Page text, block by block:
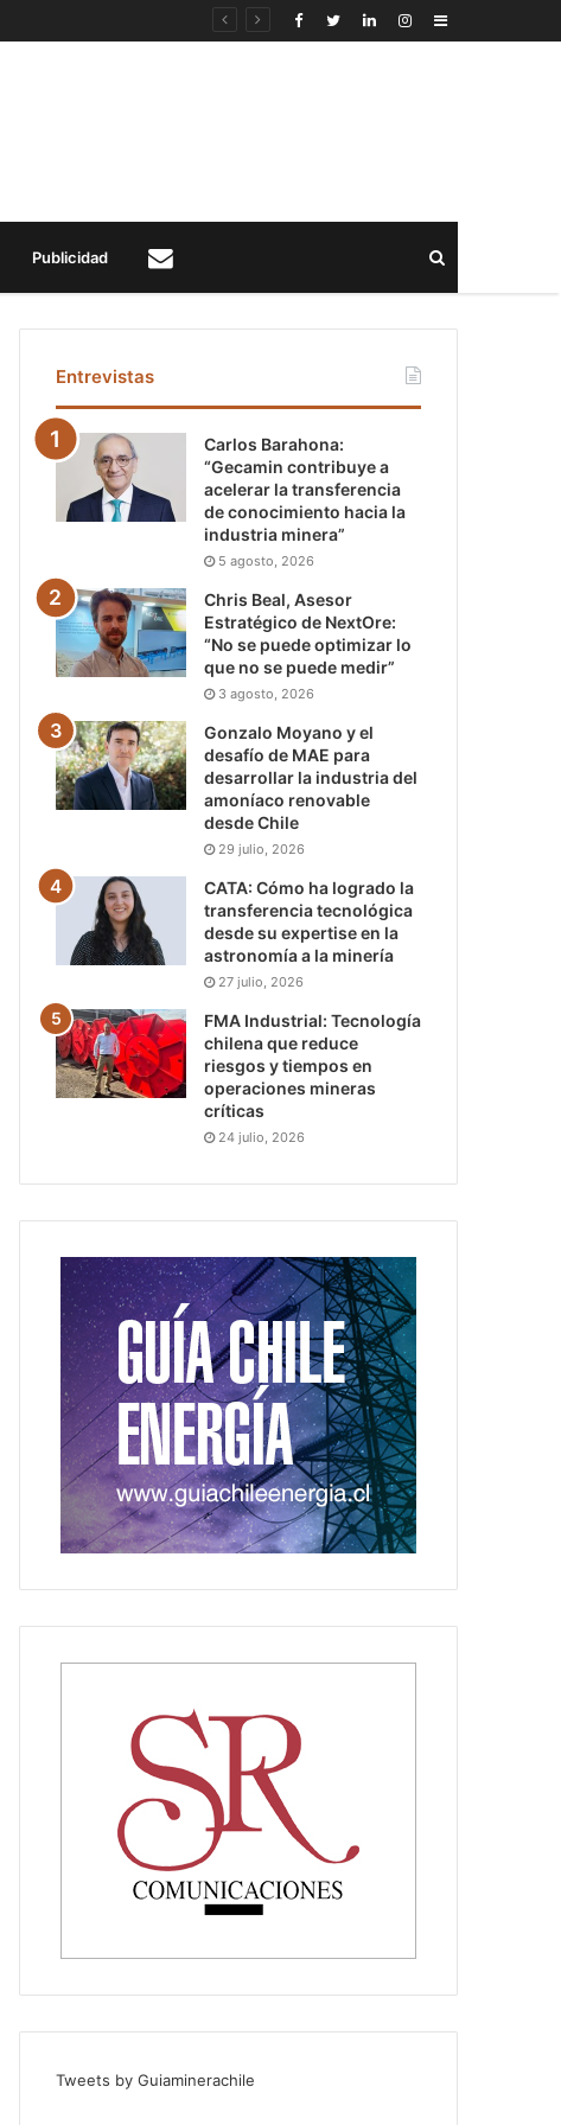
Sidebar
Publicidad
Entrevistas
Carlos Barahona:
“Gecamin contribuye a
acelerar la transferencia
de conocimiento hacia la
industria minera”
5 agosto, 2026
Chris Beal, Asesor
Estratégico de NextOre:
“No se puede optimizar lo
que no se puede medir”
3 agosto, 2026
Gonzalo Moyano y el
desafío de MAE para
desarrollar la industria del
amoníaco renovable
desde Chile
29 julio, 2026
CATA: Cómo ha logrado la
transferencia tecnológica
desde su expertise en la
astronomía a la minería
27 julio, 2026
FMA Industrial: Tecnología
chilena que reduce
riesgos y tiempos en
operaciones mineras
críticas
24 julio, 2026
Tweets by Guiaminerachile